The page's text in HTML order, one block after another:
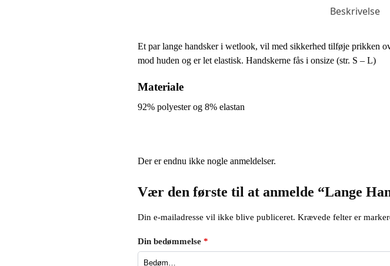
Beskrivelse
Et par lange handsker i wetlook, vil med sikkerhed tilføje prikken
mod huden og er let elastisk. Handskerne fås i onsize (str. S – L)
Materiale
92% polyester og 8% elastan
Der er endnu ikke nogle anmeldelser.
Vær den første til at anmelde “Lange
Din e-mailadresse vil ikke blive publiceret. Krævede felter er
Din bedømmelse *